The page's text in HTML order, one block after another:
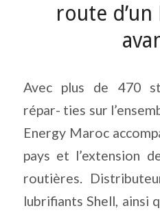
route
Avec plus de 470
répar- ties sur
Energy Maroc
pays et l’extension
routières.
lubrifiants Shell, ainsi